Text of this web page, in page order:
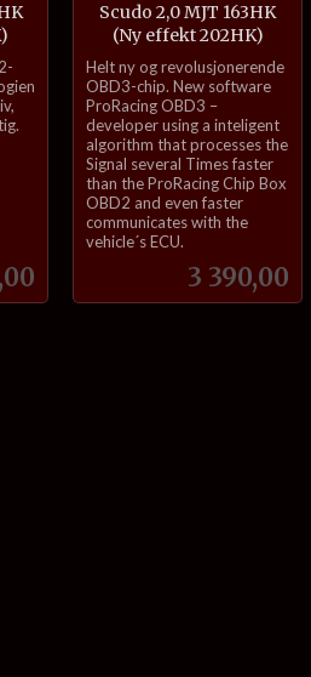
Scudo 2,0 MJT 163HK
(Ny effekt 202HK)
Pris
3 390,00
inkl.
mva.
Helt ny og revolusjonerende
OBD3-chip. New software
ProRacing OBD3 –
developer using a inteligent
algorithm that processes the
Signal several Times faster
than the ProRacing Chip Box
OBD2 and even faster
communicates with the
vehicle´s ECU.